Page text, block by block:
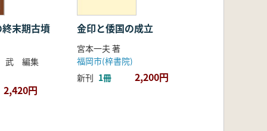
末期古墳
武 編集
2,420円
金印と倭国の成立
宮本一夫 著
福岡市(梓書院)
新刊 1冊 2,200円